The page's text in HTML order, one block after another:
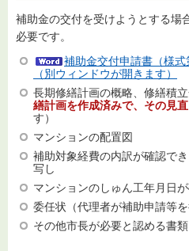
補助金の交付を受けようとする場
必要です。
補助金交付申請書（様式
（別ウィンドウが開きます）
長期修繕計画の概略、修繕積
繕計画を作成済みで、その見
す）
マンションの配置図
補助対象経費の内訳が確認で
写し
マンションのしゅん工年月日
委任状（代理者が補助申請等を
その他市長が必要と認める書類